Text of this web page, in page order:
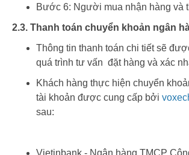
Bước 6: Người mua nhận hàng và
2.3. Thanh toán chuyển khoản ngân
Thông tin thanh toán chi tiết sẽ
quá trình tư vấn đặt hàng và xác
Khách hàng thực hiện chuyển
tài khoản được cung cấp bởi
sau:
Vietinbank - Ngân hàng TMCP